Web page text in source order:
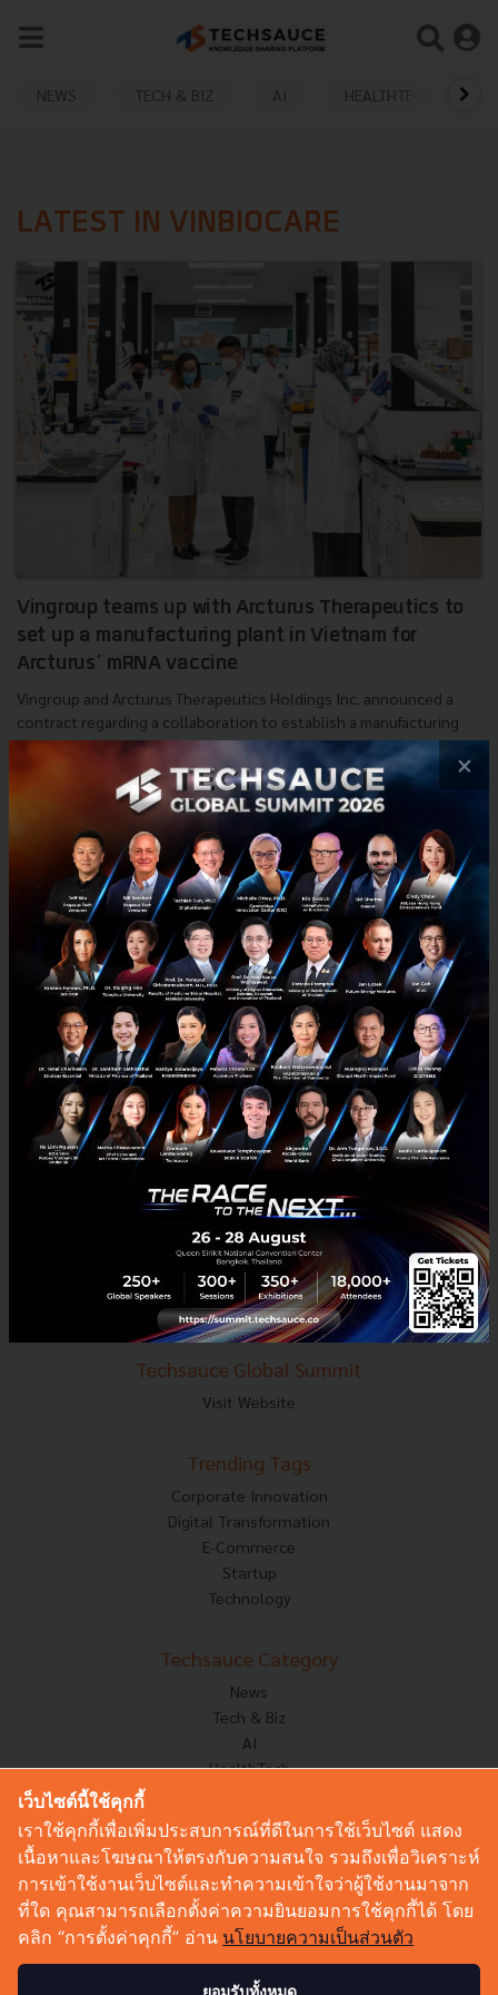
NEWS TECH & BIZ AI HEALTHTECH
LATEST IN VINBIOCARE
Vingroup teams up with Arcturus Therapeutics to
set up a manufacturing plant in Vietnam for
Arcturus’ mRNA vaccine
Vingroup and Arcturus Therapeutics Holdings Inc. announced a
contract regarding a collaboration to establish a manufacturing
facility in Vietnam for the manufacture of Arcturus' m...
| ByTechsauce Team
PR News mrna vingroup vinbiocare covid-19-vaccine
E-mail :contact@techsauce.co
Tel : 02-001-5375
Mobile : 06-4658-9500
Techsauce Media
About Techsauce
Techsauce Services
Privacy Policy
ส่งบทความ
Techsauce Global Summit
Visit Website
Trending Tags
Corporate Innovation
Digital Transformation
E-Commerce
Startup
Technology
Techsauce Category
News
Tech & Biz
AI
HealthTech
Corp Innov
Saucy Thoughts
Sustainable
Videos
Podcast
×
เว็บไซต์นี้ใช้คุกกี้
เราใช้คุกกี้เพื่อเพิ่มประสบการณ์ที่ดีในการใช้เว็บไซต์ แสดง
เนื้อหาและโฆษณาให้ตรงกับความสนใจ รวมถึงเพื่อวิเคราะห์
การเข้าใช้งานเว็บไซต์และทำความเข้าใจว่าผู้ใช้งานมาจาก
ที่ใด คุณสามารถเลือกตั้งค่าความยินยอมการใช้คุกกี้ได้ โดย
คลิก “การตั้งค่าคุกกี้” อ่าน นโยบายความเป็นส่วนตัว
ยอมรับทั้งหมด